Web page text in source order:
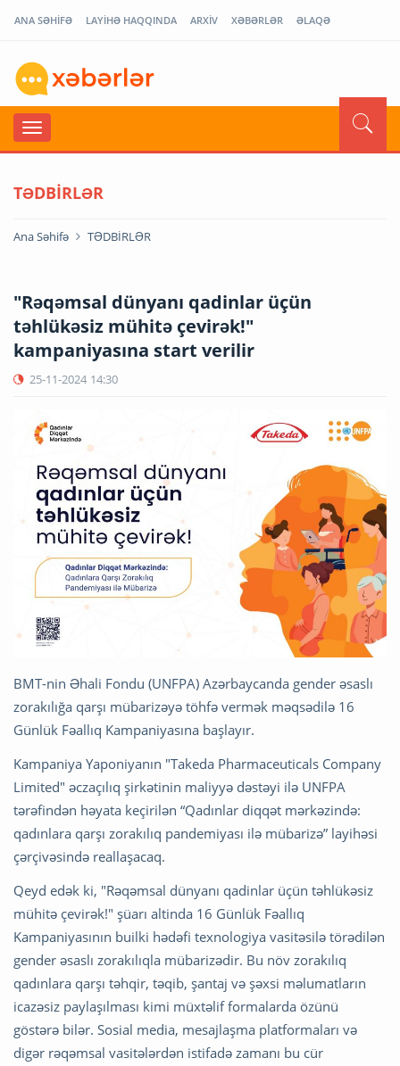
ANA SƏHİFƏ LAYİHƏ HAQQINDA ARXİV XƏBƏRLƏR ƏLAQƏ
TƏDBİRLƏR
Ana Səhifə TƏDBİRLƏR
"Rəqəmsal dünyanı qadinlar üçün
təhlükəsiz mühitə çevirək!"
kampaniyasına start verilir
25-11-2024 14:30
BMT-nin Əhali Fondu (UNFPA) Azərbaycanda gender əsaslı
zorakılığa qarşı mübarizəyə töhfə vermək məqsədilə 16
Günlük Fəallıq Kampaniyasına başlayır.
Kampaniya Yaponiyanın "Takeda Pharmaceuticals Company
Limited" əczaçılıq şirkətinin maliyyə dəstəyi ilə UNFPA
tərəfindən həyata keçirilən “Qadınlar diqqət mərkəzində:
qadınlara qarşı zorakılıq pandemiyası ilə mübarizə” layihəsi
çərçivəsində reallaşacaq.
Qeyd edək ki, "Rəqəmsal dünyanı qadinlar üçün təhlükəsiz
mühitə çevirək!" şüarı altinda 16 Günlük Fəallıq
Kampaniyasının builki hədəfi texnologiya vasitəsilə törədilən
gender əsaslı zorakılıqla mübarizədir. Bu növ zorakılıq
qadınlara qarşı təhqir, təqib, şantaj və şəxsi məlumatların
icazəsiz paylaşılması kimi müxtəlif formalarda özünü
göstərə bilər. Sosial media, mesajlaşma platformaları və
digər rəqəmsal vasitələrdən istifadə zamanı bu cür